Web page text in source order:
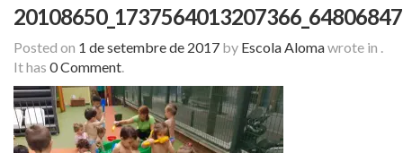
Posted on 1 de setembre de 2017 by Escola Alomawrote in .
It has 0 Comment.